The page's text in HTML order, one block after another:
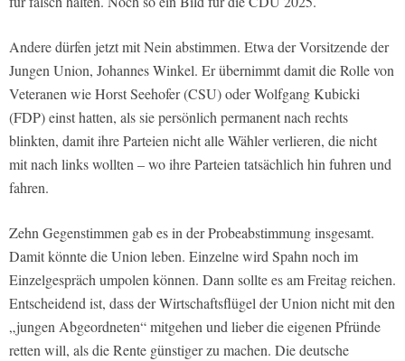
Andere dürfen jetzt mit Nein abstimmen. Etwa der Vorsitzende der
Jungen Union, Johannes Winkel. Er übernimmt damit die Rolle von
Veteranen wie Horst Seehofer (CSU) oder Wolfgang Kubicki
(FDP) einst hatten, als sie persönlich permanent nach rechts
blinkten, damit ihre Parteien nicht alle Wähler verlieren, die nicht
mit nach links wollten – wo ihre Parteien tatsächlich hin fuhren und
fahren.
Zehn Gegenstimmen gab es in der Probeabstimmung insgesamt.
Damit könnte die Union leben. Einzelne wird Spahn noch im
Einzelgespräch umpolen können. Dann sollte es am Freitag reichen.
Entscheidend ist, dass der Wirtschaftsflügel der Union nicht mit den
„jungen Abgeordneten“ mitgehen und lieber die eigenen Pfründe
retten will, als die Rente günstiger zu machen. Die deutsche